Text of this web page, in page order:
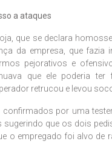
a ataques
que se declara
da empresa, que fazia
pejorativos e
que ele poderia
retrucou e levou
por uma
sugerindo que os dois
o empregado foi alvo de